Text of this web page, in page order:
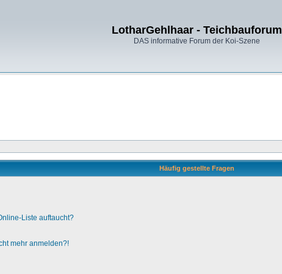
LotharGehlhaar - Teichbauforum
DAS informative Forum der Koi-Szene
Häufig gestellte Fragen
Liste auftaucht?
mehr anmelden?!